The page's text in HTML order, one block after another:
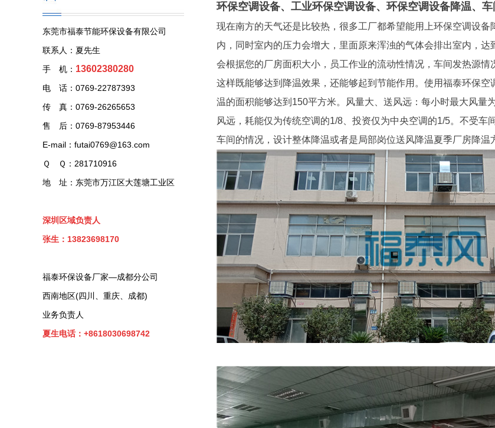
东莞市福泰节能环保设备有限公司
联系人：夏先生
手 机： 13602380280
电 话：0769-22787393
传 真：0769-26265653
售 后：0769-87953446
E-mail：futai0769@163.com
Ｑ Ｑ：281710916
地 址：东莞市万江区大莲塘工业区
深圳区域负责人
张生：13823698170
福泰环保设备厂家—成都分公司
西南地区(四川、重庆、成都)
业务负责人
夏生电话：+8618030698742
环保空调设备、工业环保空调设备、环保空调设备降温、
现在南方的天气还是比较热，很多工厂都希望能用上环保空调设
内，同时室内的压力会增大，里面原来浑浊的气体会排出室内，达
会根据您的厂房面积大小，员工作业的流动性情况，车间发热源
这样既能够达到降温效果，还能够起到节能作用。使用福泰环保
温的面积能够达到150平方米。风量大、送风远：每小时最大风量
风远，耗能仅为传统空调的1/8、投资仅为中央空调的1/5。不受
车间的情况，设计整体降温或者是局部岗位送风降温夏季厂房降温